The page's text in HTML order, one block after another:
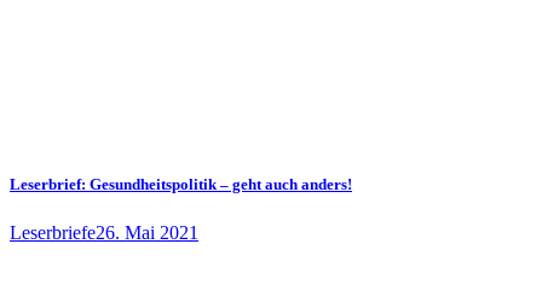
Leserbrief: Gesundheitspolitik – geht auch anders!
Leserbriefe26. Mai 2021